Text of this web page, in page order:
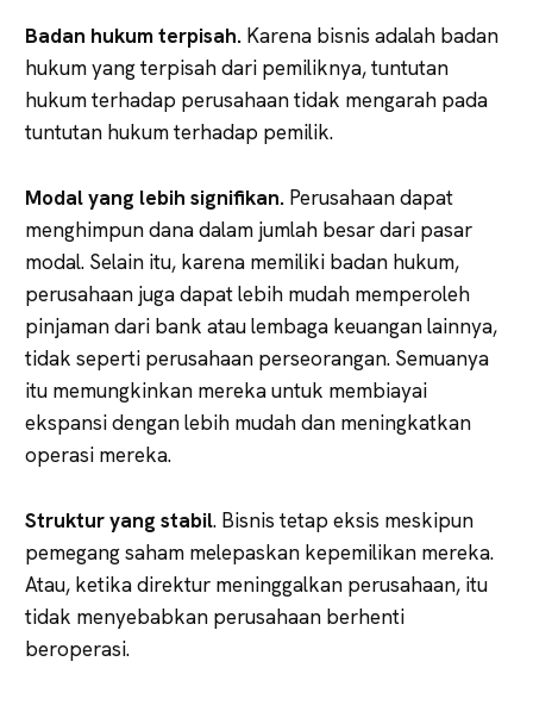
Badan hukum terpisah. Karena bisnis adalah badan
hukum yang terpisah dari pemiliknya, tuntutan
hukum terhadap perusahaan tidak mengarah pada
tuntutan hukum terhadap pemilik.
Modal yang lebih signifikan. Perusahaan dapat
menghimpun dana dalam jumlah besar dari pasar
modal. Selain itu, karena memiliki badan hukum,
perusahaan juga dapat lebih mudah memperoleh
pinjaman dari bank atau lembaga keuangan lainnya,
tidak seperti perusahaan perseorangan. Semuanya
itu memungkinkan mereka untuk membiayai
ekspansi dengan lebih mudah dan meningkatkan
operasi mereka.
Struktur yang stabil. Bisnis tetap eksis meskipun
pemegang saham melepaskan kepemilikan mereka.
Atau, ketika direktur meninggalkan perusahaan, itu
tidak menyebabkan perusahaan berhenti
beroperasi.